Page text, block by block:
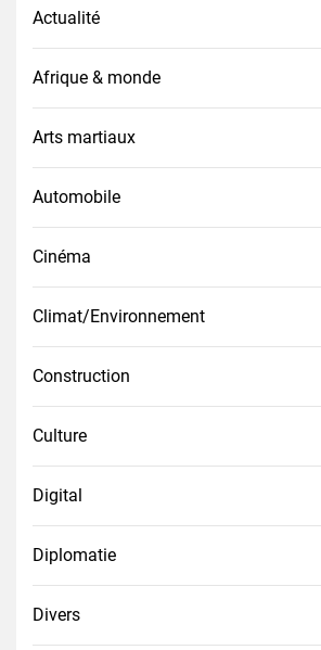
Actualité
Afrique & monde
Arts martiaux
Automobile
Cinéma
Climat/Environnement
Construction
Culture
Digital
Diplomatie
Divers